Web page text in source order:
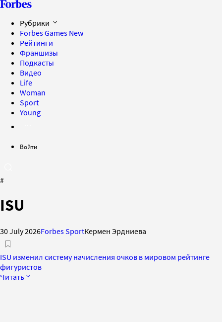
Рубрики
Forbes Games New
Рейтинги
Франшизы
Подкасты
Видео
Life
Woman
Sport
Young
Войти
#
ISU
30 July 2026Forbes SportКермен Эрдниева
ISU изменил систему начисления очков в мировом рейтинге
фигуристов
Читать